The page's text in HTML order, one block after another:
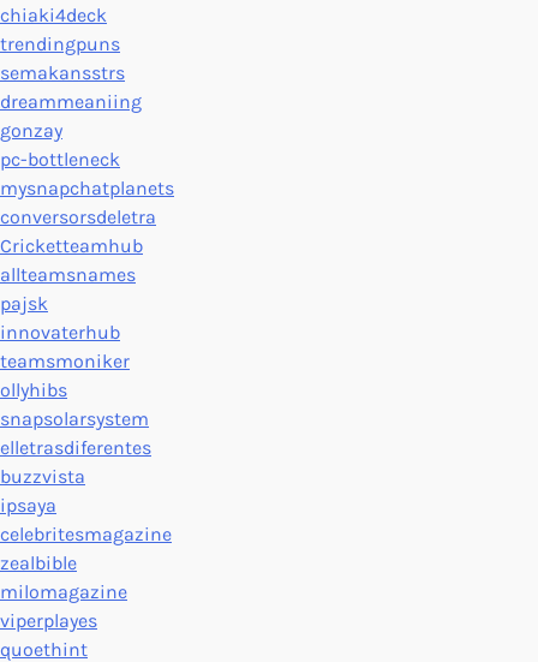
chiaki4deck
trendingpuns
semakansstrs
dreammeaniing
gonzay
pc-bottleneck
mysnapchatplanets
conversorsdeletra
Cricketteamhub
allteamsnames
pajsk
innovaterhub
teamsmoniker
ollyhibs
snapsolarsystem
elletrasdiferentes
buzzvista
ipsaya
celebritesmagazine
zealbible
milomagazine
viperplayes
quoethint